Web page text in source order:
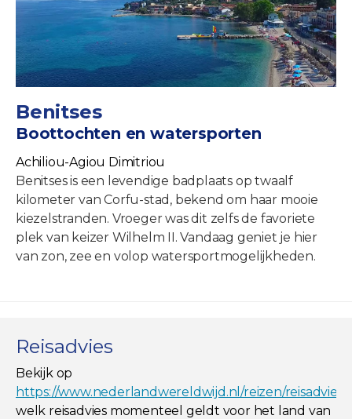
Benitses
Boottochten en watersporten
Achiliou-Agiou Dimitriou
Benitses is een levendige badplaats op twaalf
kilometer van Corfu-stad, bekend om haar mooie
kiezelstranden. Vroeger was dit zelfs de favoriete
plek van keizer Wilhelm II. Vandaag geniet je hier
van zon, zee en volop watersportmogelijkheden.
Reisadvies
Bekijk op
https://www.nederlandwereldwijd.nl/reizen/
welk reisadvies momenteel geldt voor het land van